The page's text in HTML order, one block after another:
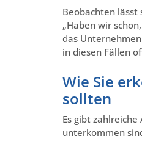
Beobachten lässt
„Haben wir
das
in diesen Fällen
Wie Sie
sollten
Es gibt
unterkommen